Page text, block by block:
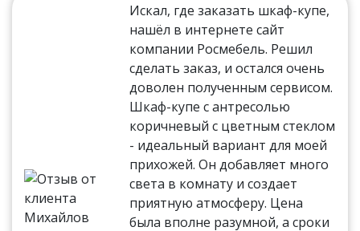
Искал, где заказать шкаф-купе,
нашёл в интернете сайт
компании Росмебель. Решил
сделать заказ, и остался очень
доволен полученным сервисом.
Шкаф-купе с антресолью
коричневый с цветным стеклом
- идеальный вариант для моей
прихожей. Он добавляет много
света в комнату и создает
приятную атмосферу. Цена
была вполне разумной, а сроки